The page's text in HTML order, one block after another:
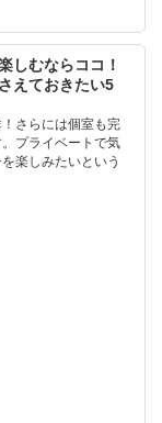
しむならココ！
えておきたい5
さらには個室も完
プライベートで気
楽しみたいという